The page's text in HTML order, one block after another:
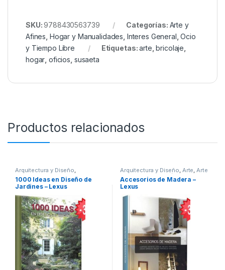
SKU:9788430563739 Categorías: Arte y
Afines Hogar y Manualidades Interes General ,Ocio
y Tiempo Libre
Etiquetas:arte ,bricolaje
hogar ,oficios susaeta
Productos relacionados
Arquitectura y Diseño
Arquitectura y Urbanismo
Afines ,Botánica ,Decoración
Decoración y Muebles
Hogar y Manualidades Interes
General,Ofertas ,Profesionales
y tecnicos,Temas Varios
1000 Ideas en Diseño de
Jardines – Lexus
Arquitectura y Diseño Arte Arte
y Afines Decoración y Muebles
Diseño,Interes General,Ofertas
Profesionales y tecnicos
Accesorios de Madera –
Lexus